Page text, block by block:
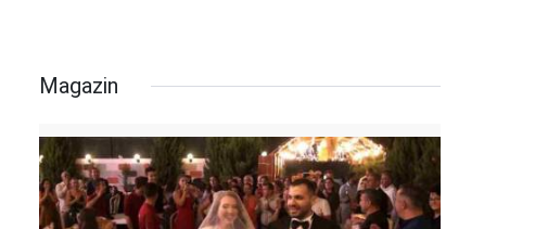
Magazin